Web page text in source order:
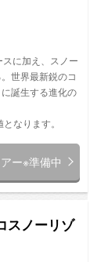
に加え、スノー
世界最新鋭のコ
誕生する進化の
なります。
ー※準備中
スノーリゾ